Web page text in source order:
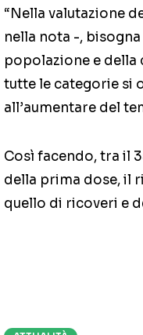
“Nella valutazione
nella nota -,
popolazione e della
tutte le categorie si
all’aumentare del
Così facendo, tra il
della prima dose, il
quello di ricoveri e